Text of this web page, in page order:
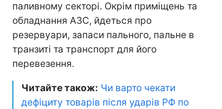
паливному секторі. Окрім приміщень та
обладнання АЗС, йдеться про
резервуари, запаси пального, пальне в
транзиті та транспорт для його
перевезення.
Читайте також: Чи варто чекати
дефіциту товарів після ударів РФ по